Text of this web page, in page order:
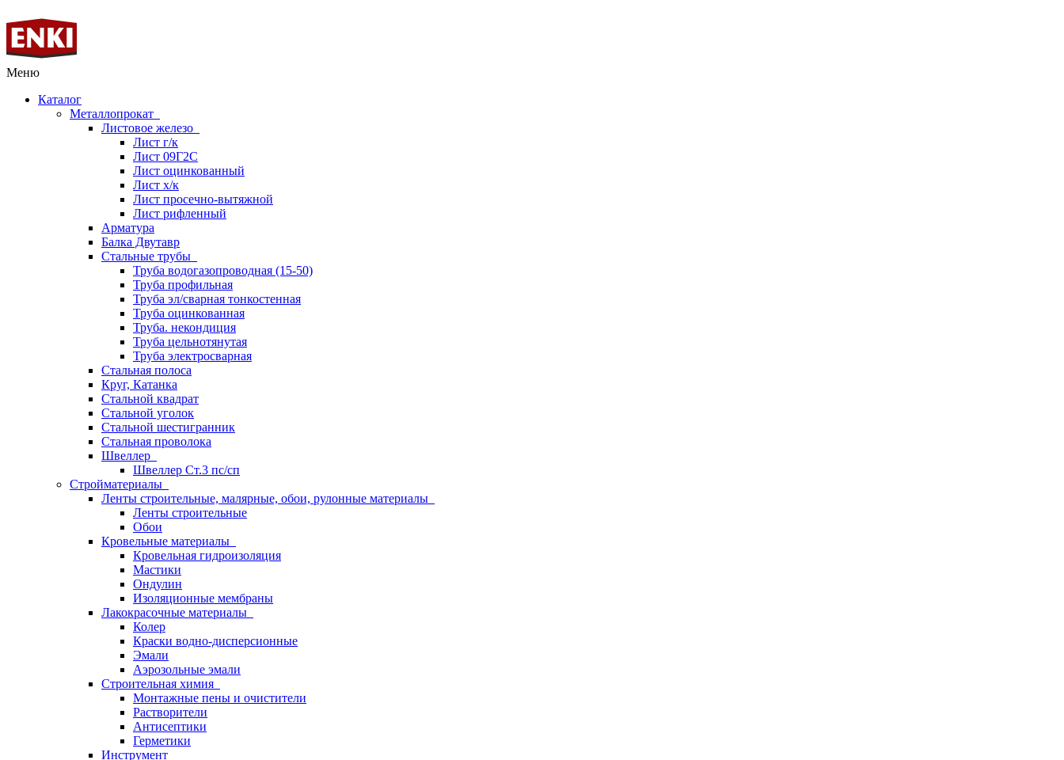
Меню
Каталог
Металлопрокат
Листовое железо
Лист г/к
Лист 09Г2С
Лист оцинкованный
Лист х/к
Лист просечно-вытяжной
Лист рифленный
Арматура
Балка Двутавр
Стальные трубы
Труба водогазопроводная (15-50)
Труба профильная
Труба эл/сварная тонкостенная
Труба оцинкованная
Труба. некондиция
Труба цельнотянутая
Труба электросварная
Стальная полоса
Круг, Катанка
Стальной квадрат
Стальной уголок
Стальной шестигранник
Стальная проволока
Швеллер
Швеллер Ст.3 пс/сп
Стройматериалы
Ленты строительные, малярные, обои, рулонные материалы
Ленты строительные
Обои
Кровельные материалы
Кровельная гидроизоляция
Мастики
Ондулин
Изоляционные мембраны
Лакокрасочные материалы
Колер
Краски водно-дисперсионные
Эмали
Аэрозольные эмали
Строительная химия
Монтажные пены и очистители
Растворители
Антисептики
Герметики
Инструмент